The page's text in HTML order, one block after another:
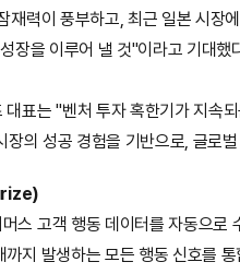
재력이 풍부하고, 최근 일본 시장
장을 이루어 낼 것"이라고 기대했
대표는 "벤처 투자 혹한기가 지속
장의 성공 경험을 기반으로, 글로
스 고객 행동 데이터를 자동으
지 발생하는 모든 행동 신호를